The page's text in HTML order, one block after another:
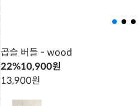
곱슬 버들 - wood
22%10,900원
13,900원